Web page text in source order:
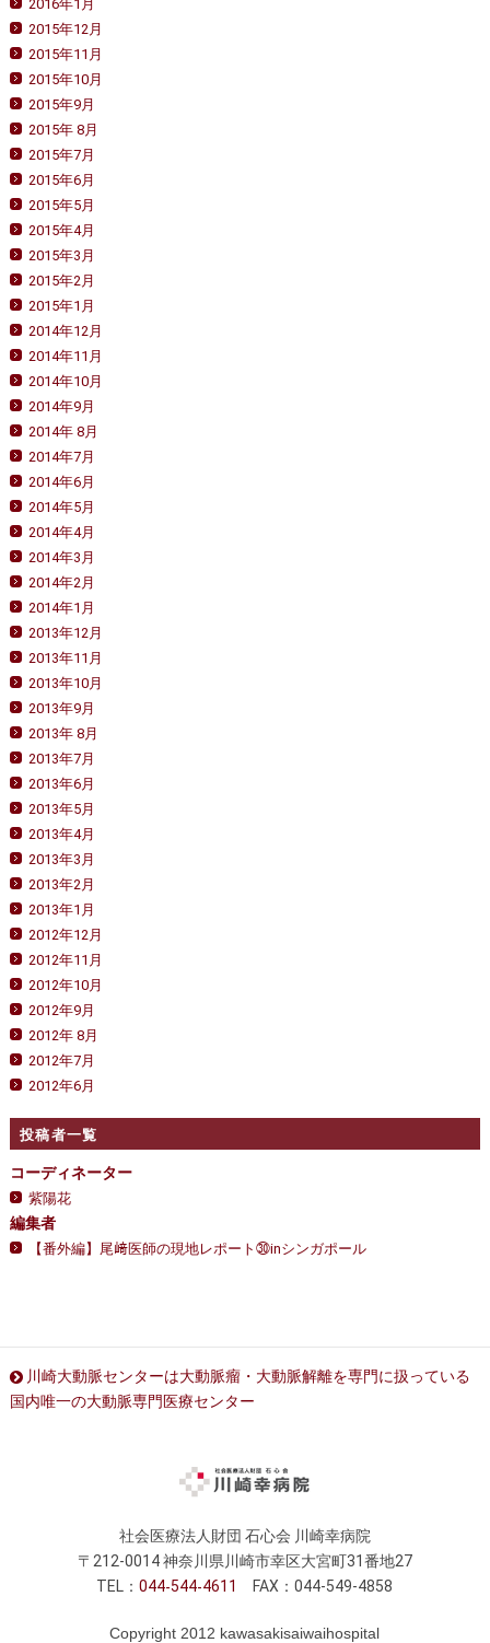
2016年1月
2015年12月
2015年11月
2015年10月
2015年9月
2015年 8月
2015年7月
2015年6月
2015年5月
2015年4月
2015年3月
2015年2月
2015年1月
2014年12月
2014年11月
2014年10月
2014年9月
2014年 8月
2014年7月
2014年6月
2014年5月
2014年4月
2014年3月
2014年2月
2014年1月
2013年12月
2013年11月
2013年10月
2013年9月
2013年 8月
2013年7月
2013年6月
2013年5月
2013年4月
2013年3月
2013年2月
2013年1月
2012年12月
2012年11月
2012年10月
2012年9月
2012年 8月
2012年7月
2012年6月
投稿者一覧
コーディネーター
紫陽花
編集者
【番外編】尾﨑医師の現地レポート㉚inシンガポール
川崎大動脈センターは大動脈瘤・大動脈解離を専門に扱っている
国内唯一の大動脈専門医療センター
社会医療法人財団 石心会 川崎幸病院
〒212-0014 神奈川県川崎市幸区大宮町31番地27
TEL：044 544 4611 FAX：044-549-4858
Copyright 2012 kawasakisaiwaihospital